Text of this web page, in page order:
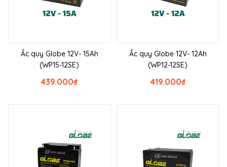
Ắc quy Globe 12V- 15Ah
(WP15-12SE)
₫
439.000
Ắc quy Globe 12V- 12Ah
(WP12-12SE)
₫
419.000